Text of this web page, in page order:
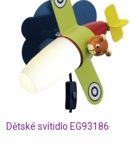
Dětské svítidlo EG93186